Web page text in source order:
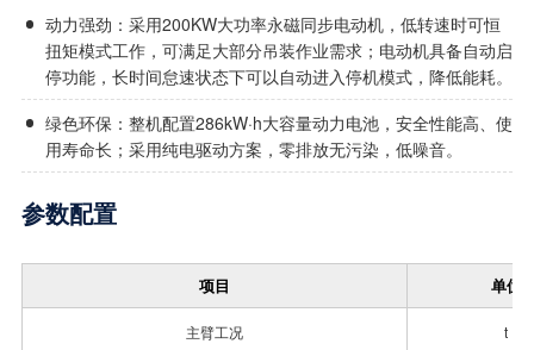
动力强劲：采用200KW大功率永磁同步电动机，低转速时可恒
扭矩模式工作，可满足大部分吊装作业需求；电动机具备自动启
停功能，长时间怠速状态下可以自动进入停机模式，降低能耗。
绿色环保：整机配置286kW·h大容量动力电池，安全性能高、使
用寿命长；采用纯电驱动方案，零排放无污染，低噪音。
参数配置
项目 单位
主臂工况 t